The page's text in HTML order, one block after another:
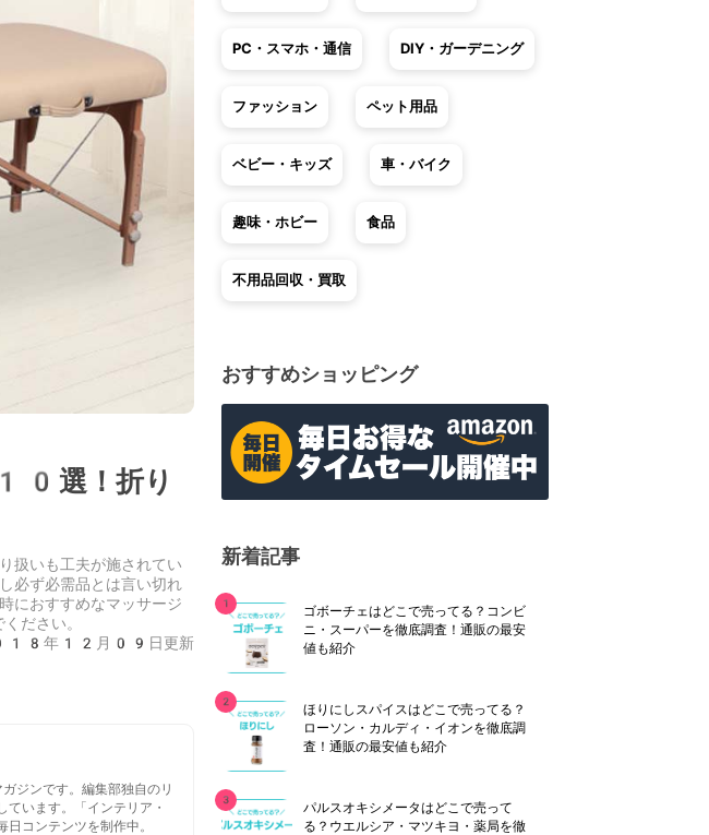
10選！折り
扱いも工夫が施されてい
必ず必需品とは言い切れ
におすすめなマッサージ
ださい。
年12月09日更新
ジンです。編集部独自のリ
います。「インテリア・
コンテンツを制作中。
PC・スマホ・通信 DIY・ガーデニング
ファッション ペット用品
ベビー・キッズ 車・バイク
趣味・ホビー 食品
不用品回収・買取
おすすめショッピング
新着記事
ゴボーチェはどこで売ってる？コンビ
ニ・スーパーを徹底調査！通販の最安
値も紹介
ほりにしスパイスはどこで売ってる？
ローソン・カルディ・イオンを徹底調
査！通販の最安値も紹介
パルスオキシメータはどこで売って
る？ウエルシア・マツキヨ・薬局を徹